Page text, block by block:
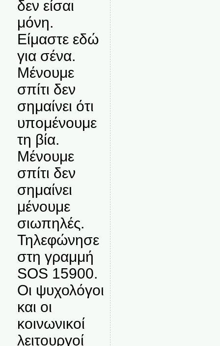
δεν είσαι
μόνη.
Είμαστε εδώ
για σένα.
Μένουμε
σπίτι δεν
σημαίνει ότι
υπομένουμε
τη βία.
Μένουμε
σπίτι δεν
σημαίνει
μένουμε
σιωπηλές.
Τηλεφώνησε
στη γραμμή
SOS 15900.
Οι ψυχολόγοι
και οι
κοινωνικοί
λειτουργοί